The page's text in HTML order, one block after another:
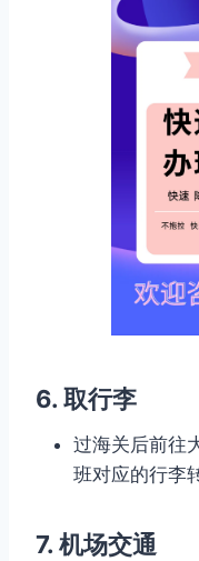
6. 取行李
过海关后前往
班对应的行李
7. 机场交通